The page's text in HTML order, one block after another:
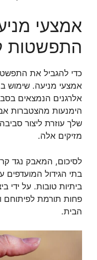
אמצעי
התפשטות
כדי להגביל את
אמצעי מניעה. שימוש
אלרגנים הנמצאים
הימנעות מהצטברות
שלך עוזרת ליצור
מזיקים אלה.
לסיכום, המאבק נגד
בתי הגידול המועדפים
ביתיות טובות. על ידי
פחות תורמת לפיתוחם
הבית.